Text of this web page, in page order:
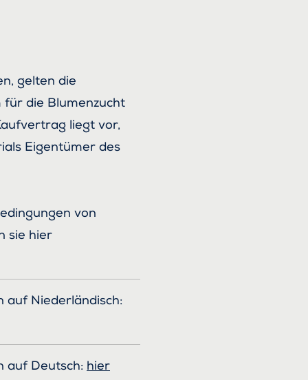
gelten die
für die Blumenzucht
liegt vor,
Eigentümer des
von
sie hier
auf Niederländisch:
auf Deutsch: hier